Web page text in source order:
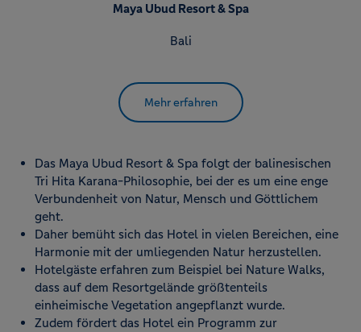
Maya Ubud Resort & Spa
Bali
Mehr erfahren
Das Maya Ubud Resort & Spa folgt der balinesischen
Tri Hita Karana-Philosophie, bei der es um eine enge
Verbundenheit von Natur, Mensch und Göttlichem
geht.
Daher bemüht sich das Hotel in vielen Bereichen, eine
Harmonie mit der umliegenden Natur herzustellen.
Hotelgäste erfahren zum Beispiel bei Nature Walks,
dass auf dem Resortgelände größtenteils
einheimische Vegetation angepflanzt wurde.
Zudem fördert das Hotel ein Programm zur